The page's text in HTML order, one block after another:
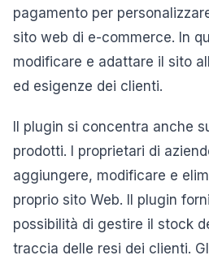
pagamento per
sito web di e-commerce. In
modificare e adattare il sito
ed esigenze dei clienti.
Il plugin si concentra anche
prodotti. I proprietari di
aggiungere, modificare e
proprio sito Web. Il plugin
possibilità di gestire il stock
traccia delle resi dei clienti.